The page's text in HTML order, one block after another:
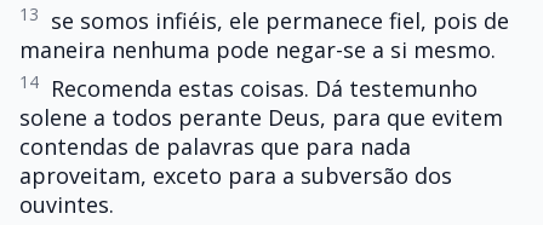
13
se somos infiéis, ele permanece fiel, pois de
maneira nenhuma pode negar-se a si mesmo.
14
Recomenda estas coisas. Dá testemunho
solene a todos perante Deus, para que evitem
contendas de palavras que para nada
aproveitam, exceto para a subversão dos
ouvintes.